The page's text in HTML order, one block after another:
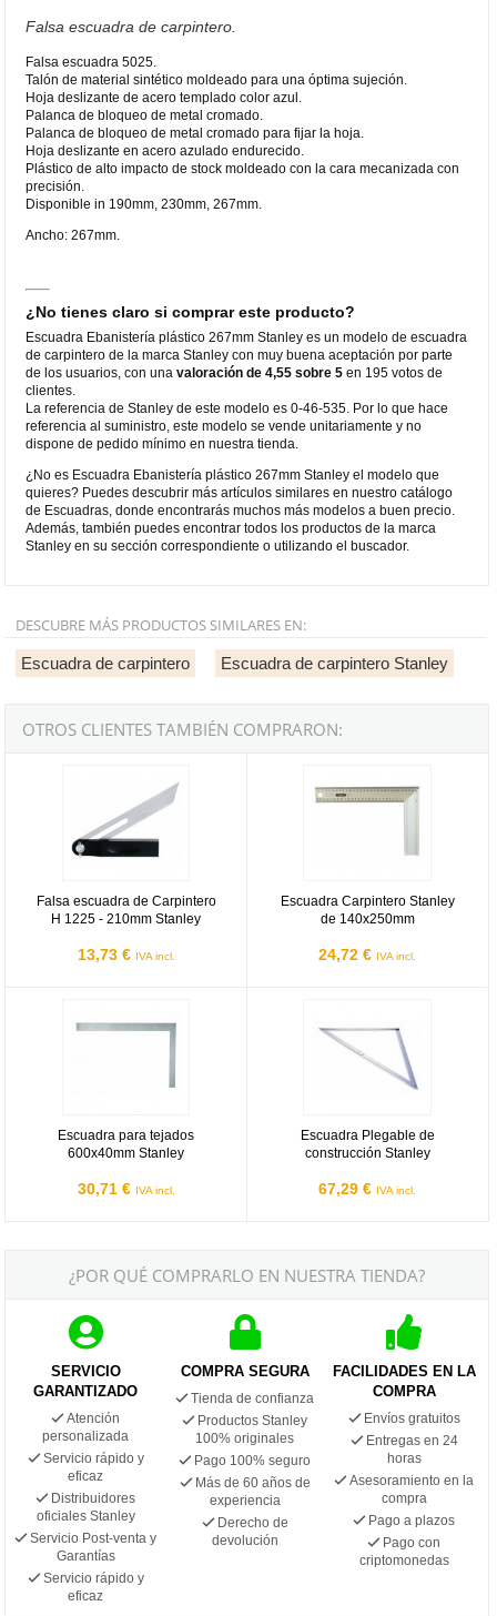
Falsa escuadra de carpintero.
Falsa escuadra 5025.
Talón de material sintético moldeado para una óptima sujeción.
Hoja deslizante de acero templado color azul.
Palanca de bloqueo de metal cromado.
Palanca de bloqueo de metal cromado para fijar la hoja.
Hoja deslizante en acero azulado endurecido.
Plástico de alto impacto de stock moldeado con la cara mecanizada con
precisión.
Disponible in 190mm, 230mm, 267mm.
Ancho: 267mm.
¿No tienes claro si comprar este producto?
Escuadra Ebanistería plástico 267mm Stanley es un modelo de escuadra
de carpintero de la marca Stanley con muy buena aceptación por parte
de los usuarios, con unavaloración de 4,55 sobre 5 en 195 votos de
clientes.
La referencia de Stanley de este modelo es 0-46-535. Por lo que hace
referencia al suministro, este modelo se vende unitariamente y no
dispone de pedido mínimo en nuestra tienda.
¿No es Escuadra Ebanistería plástico 267mm Stanley el modelo que
quieres? Puedes descubrir más artículos similares en nuestro catálogo
de Escuadras, donde encontrarás muchos más modelos a buen precio.
Además, también puedes encontrar todos los productos de la marca
Stanley en su sección correspondiente o utilizando el buscador.
DESCUBRE MÁS PRODUCTOS SIMILARES EN:
Escuadra de carpintero Escuadra de carpintero Stanley
OTROS CLIENTES TAMBIÉN COMPRARON:
Falsa escuadra de Carpintero
H 1225 - 210mm Stanley
13,73 € IVA incl.
Escuadra Carpintero Stanley
de 140x250mm
24,72 € IVA incl.
Escuadra para tejados
600x40mm Stanley
30,71 € IVA incl.
Escuadra Plegable de
construcción Stanley
67,29 € IVA incl.
¿POR QUÉ COMPRARLO EN NUESTRA TIENDA?
SERVICIO
GARANTIZADO
Atención
personalizada
Servicio rápido y
eficaz
Distribuidores
oficiales Stanley
Servicio Post-venta y
Garantías
Servicio rápido y
eficaz
COMPRA SEGURA
Tienda de confianza
Productos Stanley
100% originales
Pago 100% seguro
Más de 60 años de
experiencia
Derecho de
devolución
FACILIDADES EN LA
COMPRA
Envíos gratuitos
Entregas en 24
horas
Asesoramiento en la
compra
Pago a plazos
Pago con
criptomonedas